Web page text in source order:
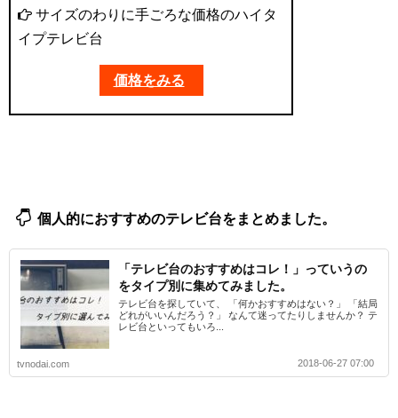
サイズのわりに手ごろな価格のハイタ
イプテレビ台
価格をみる
個人的におすすめのテレビ台をまとめました。
「テレビ台のおすすめはコレ！」っていうの
をタイプ別に集めてみました。
テレビ台を探していて、 「何かおすすめはない？」 「結局
どれがいいんだろう？」 なんて迷ってたりしませんか？ テ
レビ台といってもいろ...
tvnodai.com 2018-06-27 07:00